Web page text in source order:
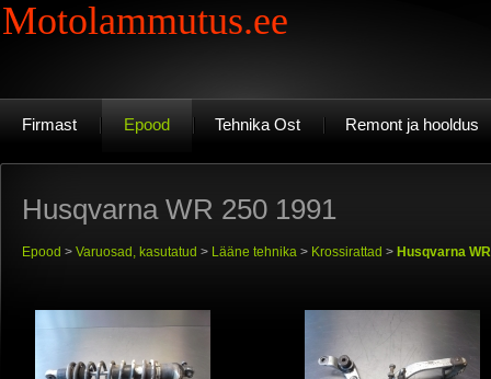
Motolammutus.ee
Firmast Epood Tehnika Ost Remont ja hooldus
Husqvarna WR 250 1991
Epood > Varuosad, kasutatud > Lääne tehnika > Krossirattad > Husqvarna